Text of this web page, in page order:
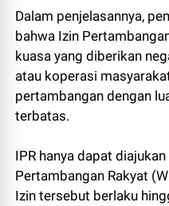
Dalam penjelasannya,
bahwa Izin
kuasa yang diberikan
atau koperasi
pertambangan dengan
terbatas.
IPR hanya dapat
Pertambangan Rakyat
Izin tersebut berlaku